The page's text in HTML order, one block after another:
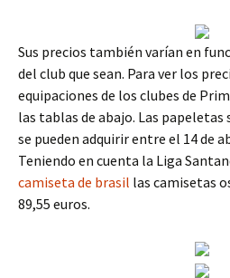
Sus precios también varían en
del club que sean. Para ver los
equipaciones de los clubes de
las tablas de abajo. Las
se pueden adquirir entre el 14 de
Teniendo en cuenta la Liga
camiseta de brasil las camisetas
89,55 euros.